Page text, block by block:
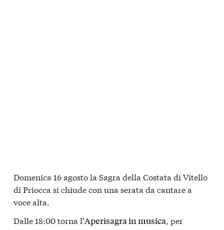
Domenica 16 agosto la Sagra della Costata di Vitello
di Priocca si chiude con una serata da cantare a
voce alta.
Dalle 18:00 torna l’Aperisagra in musica, per